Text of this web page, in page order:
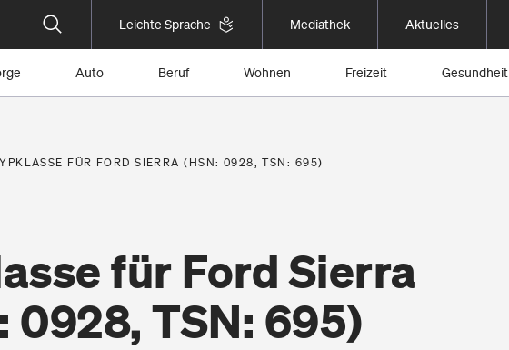
Leichte Sprache Mediathek Aktuelles
Auto Beruf Wohnen Freizeit Gesundheit
FÜR FORD SIERRA (HSN: 0928, TSN: 695)
für Ford Sierra
0928, TSN: 695)